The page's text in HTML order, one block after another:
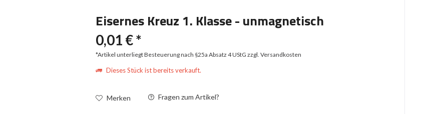
Eisernes Kreuz 1. Klasse - unmagnetisch
0,01 € *
*Artikel unterliegt Besteuerung nach §25a Absatz 4 UStGzzgl. Versandkosten
Dieses Stück ist bereits verkauft.
Merken Fragen zum Artikel?